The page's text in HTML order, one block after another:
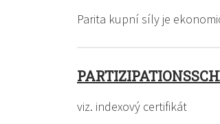
Parita kupní síly je
viz. indexový certifikát